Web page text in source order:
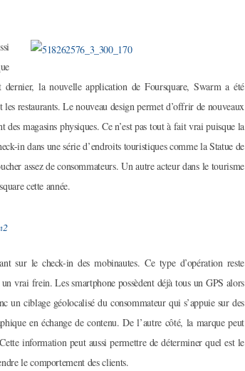
la nouvelle application de Foursquare, Swarm a été
restaurants. Le nouveau design permet d’offrir de nouveaux
magasins physiques. Ce n’est pas tout à fait vrai puisque la
in dans une série d’endroits touristiques comme la Statue de
assez de consommateurs. Un autre acteur dans le tourisme
cette année.
sur le check-in des mobinautes. Ce type d’opération reste
vrai frein. Les smartphone possèdent déjà tous un GPS alors
ciblage géolocalisé du consommateur qui s’appuie sur des
en échange de contenu. De l’autre côté, la marque peut
information peut aussi permettre de déterminer quel est le
le comportement des clients.